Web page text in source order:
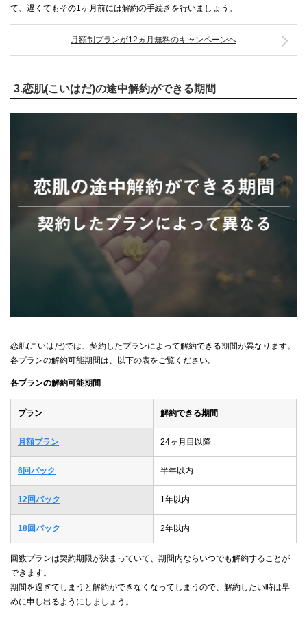
て、遅くてもその1ヶ月前には解約の手続きを行いましょう。
月額制プランが12ヵ月無料のキャンペーンへ
3.恋肌(こいはだ)の途中解約ができる期間
恋肌(こいはだ)では、契約したプランによって解約できる期間が異なります。
各プランの解約可能期間は、以下の表をご覧ください。
各プランの解約可能期間
プラン 解約できる期間
月額プラン 24ヶ月目以降
6回パック 半年以内
12回パック 1年以内
18回パック 2年以内
回数プランは契約期限が決まっていて、期間内ならいつでも解約することが
できます。
期間を過ぎてしまうと解約ができなくなってしまうので、解約したい時は早
めに申し出るようにしましょう。